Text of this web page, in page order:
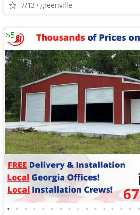
7/13 greenville
• • • • • • • • • • • • • • • •
$5